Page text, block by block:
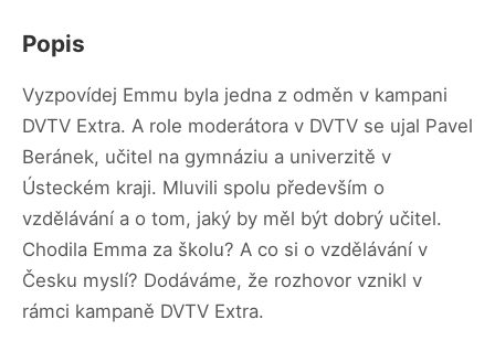
Popis
Vyzpovídej Emmu byla jedna z odměn v kampani
DVTV Extra. A role moderátora v DVTV se ujal Pavel
Beránek, učitel na gymnáziu a univerzitě v
Ústeckém kraji. Mluvili spolu především o
vzdělávání a o tom, jaký by měl být dobrý učitel.
Chodila Emma za školu? A co si o vzdělávání v
Česku myslí? Dodáváme, že rozhovor vznikl v
rámci kampaně DVTV Extra.